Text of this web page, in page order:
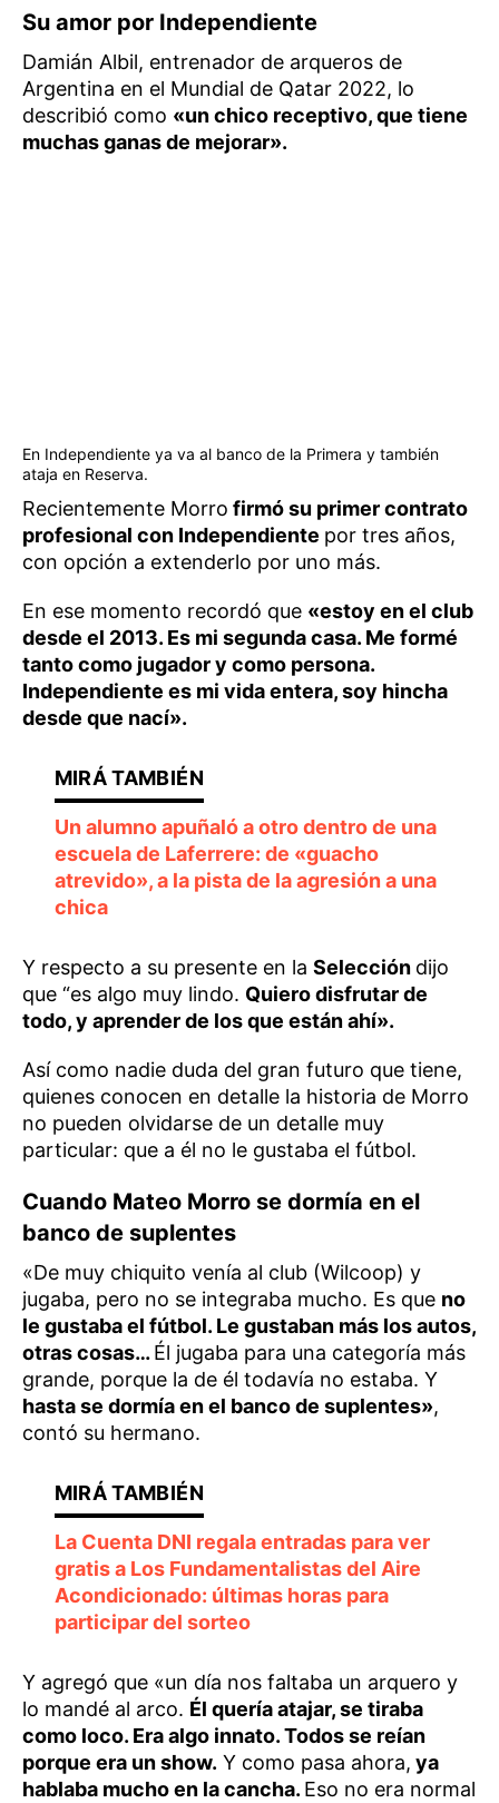
Su amor por Independiente
Damián Albil, entrenador de arqueros de
Argentina en el Mundial de Qatar 2022, lo
describió como «un chico receptivo, que tiene
muchas ganas de mejorar».
En Independiente ya va al banco de la Primera y también
ataja en Reserva.
Recientemente Morro firmó su primer contrato
profesional con Independiente por tres años,
con opción a extenderlo por uno más.
En ese momento recordó que «estoy en el club
desde el 2013. Es mi segunda casa. Me formé
tanto como jugador y como persona.
Independiente es mi vida entera, soy hincha
desde que nací».
Un alumno apuñaló a otro dentro de una
escuela de Laferrere: de «guacho
atrevido», a la pista de la agresión a una
chica
Y respecto a su presente en la Selección dijo
que “es algo muy lindo. Quiero disfrutar de
todo, y aprender de los que están ahí».
Así como nadie duda del gran futuro que tiene,
quienes conocen en detalle la historia de Morro
no pueden olvidarse de un detalle muy
particular: que a él no le gustaba el fútbol.
Cuando Mateo Morro se dormía en el
banco de suplentes
«De muy chiquito venía al club (Wilcoop) y
jugaba, pero no se integraba mucho. Es que no
le gustaba el fútbol. Le gustaban más los autos,
otras cosas…Él jugaba para una categoría más
grande, porque la de él todavía no estaba. Y
hasta se dormía en el banco de suplentes»,
contó su hermano.
La Cuenta DNI regala entradas para ver
gratis a Los Fundamentalistas del Aire
Acondicionado: últimas horas para
participar del sorteo
Y agregó que «un día nos faltaba un arquero y
lo mandé al arco. Él quería atajar, se tiraba
como loco. Era algo innato. Todos se reían
porque era un show. Y como pasa ahora, ya
hablaba mucho en la cancha. Eso no era normal